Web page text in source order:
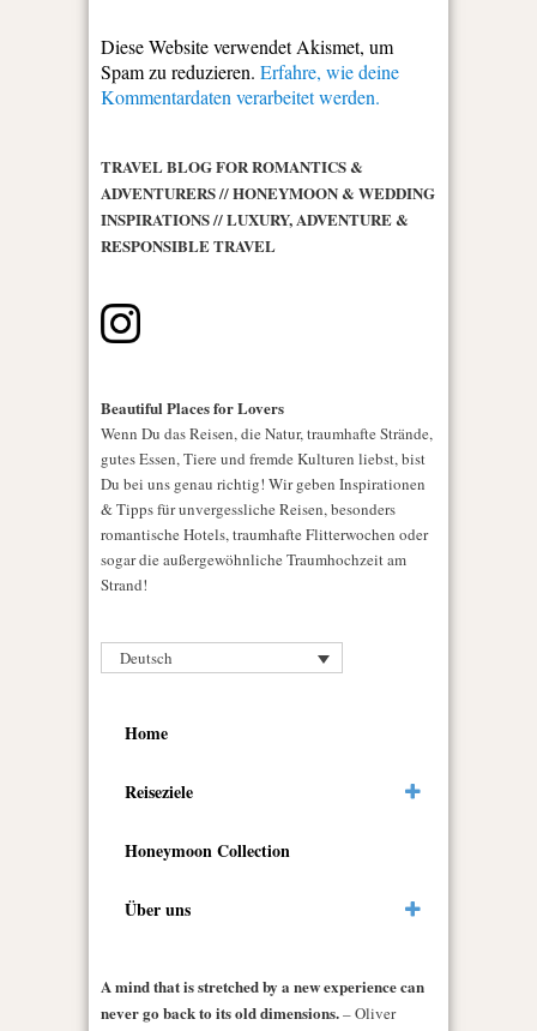
Diese Website verwendet Akismet, um
Spam zu reduzieren. Erfahre, wie deine
Kommentardaten verarbeitet werden.
TRAVEL BLOG FOR ROMANTICS &
ADVENTURERS // HONEYMOON & WEDDING
INSPIRATIONS // LUXURY, ADVENTURE &
RESPONSIBLE TRAVEL
Beautiful Places for Lovers
Wenn Du das Reisen, die Natur, traumhafte Strände,
gutes Essen, Tiere und fremde Kulturen liebst, bist
Du bei uns genau richtig! Wir geben Inspirationen
& Tipps für unvergessliche Reisen, besonders
romantische Hotels, traumhafte Flitterwochen oder
sogar die außergewöhnliche Traumhochzeit am
Strand!
Deutsch
Home
Reiseziele
Honeymoon Collection
Über uns
A mind that is stretched by a new experience can
never go back to its old dimensions.– Oliver